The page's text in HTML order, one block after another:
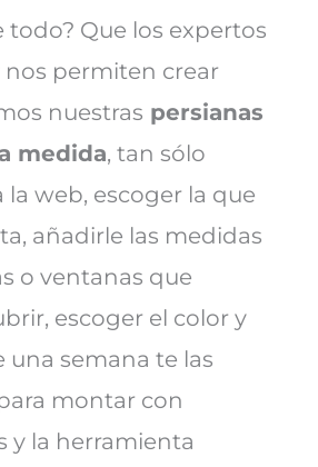
todo? Que los expertos
permiten crear
nuestras persianas
medida, tan sólo
la web, escoger la que
añadirle las medidas
o ventanas que
escoger el color y
una semana te las
montar con
y la herramienta